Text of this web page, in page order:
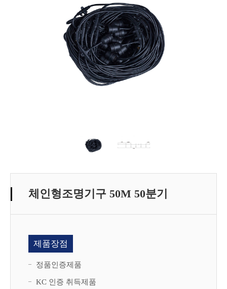
체인형조명기구 50M 50분기
제품장점
정품인증제품
KC 인증 취득제품